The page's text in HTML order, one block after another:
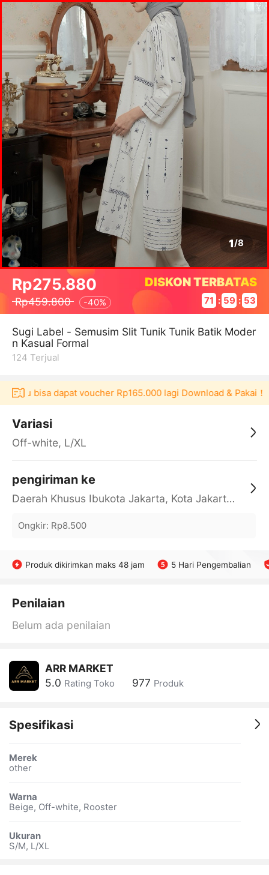
1/8
Rp275.880
Rp459.800 -40%
DISKON TERBATAS
71 : 59 : 52
Sugi Label - Semusim Slit Tunik Tunik Batik Moder
n Kasual Formal
124 Terjual
bisa dapat voucher Rp165.000 lagi Download & Pakai！
Variasi
Off-white, L/XL
pengiriman ke
Daerah Khusus Ibukota Jakarta, Kota Jakarta Barat, Cengkareng, yy
Ongkir: Rp8.500
Produk dikirimkan maks 48 jam 5 Hari Pengembalian
Penilaian
Belum ada penilaian
ARR MARKET
5.0 Rating Toko 977 Produk
Spesifikasi
Merek
other
Warna
Beige, Off-white, Rooster
Ukuran
S/M, L/XL